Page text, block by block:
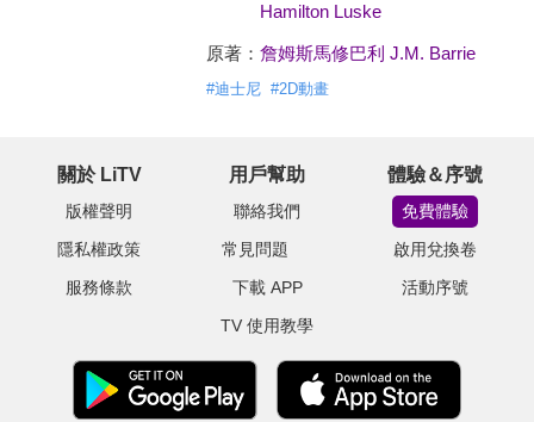
Hamilton Luske
原著： 詹姆斯馬修巴利 J.M. Barrie
#迪士尼 #2D動畫
關於 LiTV
版權聲明
隱私權政策
服務條款
用戶幫助
聯絡我們
常見問題
下載 APP
TV 使用教學
體驗＆序號
免費體驗
啟用兌換卷
活動序號